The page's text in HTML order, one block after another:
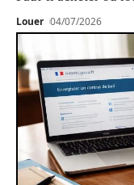
Louer 04/07/2026